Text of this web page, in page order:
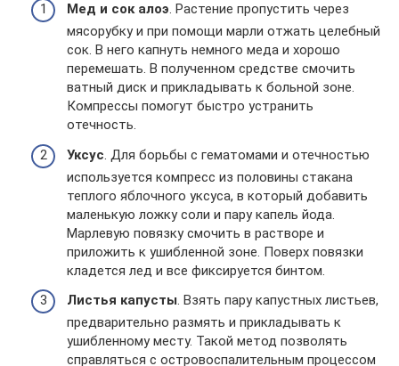
Мед и сок алоэ. Растение пропустить через
мясорубку и при помощи марли отжать целебный
сок. В него капнуть немного меда и хорошо
перемешать. В полученном средстве смочить
ватный диск и прикладывать к больной зоне.
Компрессы помогут быстро устранить
отечность.
Уксус . Для борьбы с гематомами и отечностью
используется компресс из половины стакана
теплого яблочного уксуса, в который добавить
маленькую ложку соли и пару капель йода.
Марлевую повязку смочить в растворе и
приложить к ушибленной зоне. Поверх повязки
кладется лед и все фиксируется бинтом.
Листья капусты. Взять пару капустных листьев,
предварительно размять и прикладывать к
ушибленному месту. Такой метод позволять
справляться с островоспалительным процессом